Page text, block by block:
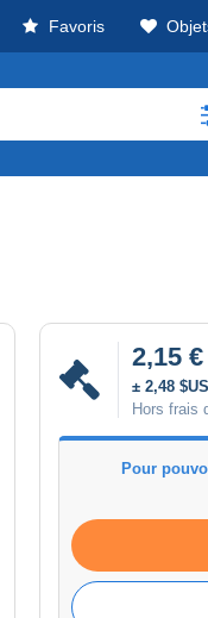
Favoris
2,15 €
± 2,48 $US
Hors frais
Pour